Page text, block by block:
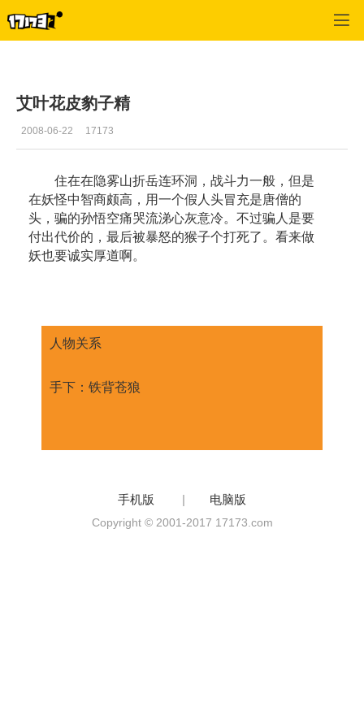
艾叶花皮豹子精
2008-06-22 17173
住在在隐雾山折岳连环洞，战斗力一般，但是
在妖怪中智商颇高，用一个假人头冒充是唐僧的
头，骗的孙悟空痛哭流涕心灰意冷。不过骗人是要
付出代价的，最后被暴怒的猴子个打死了。看来做
妖也要诚实厚道啊。
人物关系
手下：铁背苍狼
手机版 | 电脑版
Copyright © 2001-2017 17173.com